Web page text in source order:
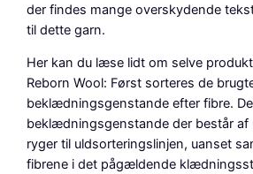
r
.
.
.
der findes mange overskydende
til dette garn.
Her kan du læse lidt om selve
Reborn Wool: Først sorteres de
beklædningsgenstande efter fibre. De
beklædningsgenstande der består af
ryger til uldsorteringslinjen, uanset
fibrene i det pågældende